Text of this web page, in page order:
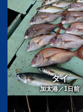
タイ
加太港／1日前